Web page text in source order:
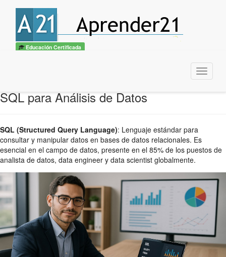
Educación Certificada
Menu
SQL para Análisis de Datos
SQL (Structured Query Language): Lenguaje estándar para
consultar y manipular datos en bases de datos relacionales. Es
esencial en el campo de datos, presente en el 85% de los puestos de
analista de datos, data engineer y data scientist globalmente.